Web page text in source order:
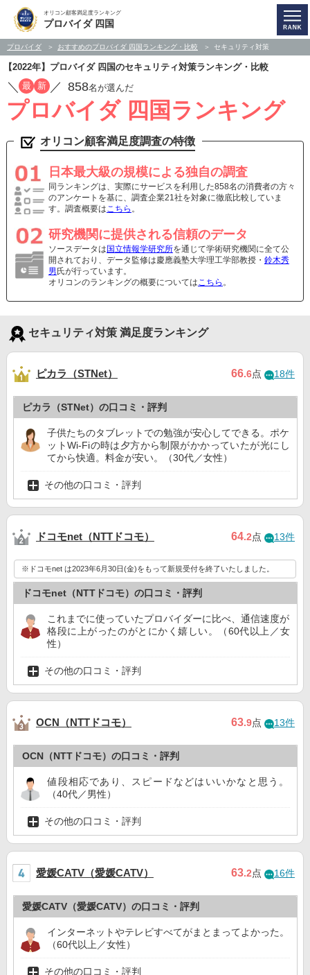
オリコン顧客満足度ランキング
プロバイダ 四国
プロバイダ おすすめのプロバイダ 四国ランキング・比較 セキュリティ対策
【2022年】プロバイダ 四国のセキュリティ対策ランキング・比較
／ 最 新 ／ 858名が選んだ
プロバイダ 四国ランキング
オリコン顧客満足度調査の特徴
日本最大級の規模による独自の調査
同ランキングは、実際にサービスを利用した858名の消費者の方々
のアンケートを基に、調査企業21社を対象に徹底比較していま
す。調査概要はこちら 。
研究機関に提供される信頼のデータ
ソースデータは 国立情報学研究所を通じて学術研究機関に全て公
開されており、データ監修は慶應義塾大学理工学部教授・ 鈴木秀
男 氏が行っています。
オリコンのランキングの概要についてはこちら 。
セキュリティ対策 満足度ランキング
ピカラ（STNet） 66.6点 18件
ピカラ（STNet）の口コミ・評判
子供たちのタブレットでの勉強が安心してできる。ポケ
ットWi-Fiの時は夕方から制限がかかっていたが光にし
てから快適。料金が安い。（30代／女性）
その他の口コミ・評判
ドコモnet（NTTドコモ） 64.2点 13件
※ドコモnet は2023年6月30日(金)をもって新規受付を終了いたしました。
ドコモnet（NTTドコモ）の口コミ・評判
これまでに使っていたプロバイダーに比べ、通信速度が
格段に上がったのがとにかく嬉しい。（60代以上／女
性）
その他の口コミ・評判
OCN（NTTドコモ） 63.9点 13件
OCN（NTTドコモ）の口コミ・評判
値段相応であり、スピードなどはいいかなと思う。
（40代／男性）
その他の口コミ・評判
愛媛CATV（愛媛CATV） 63.2点 16件
愛媛CATV（愛媛CATV）の口コミ・評判
インターネットやテレビすべてがまとまってよかった。
（60代以上／女性）
その他の口コミ・評判